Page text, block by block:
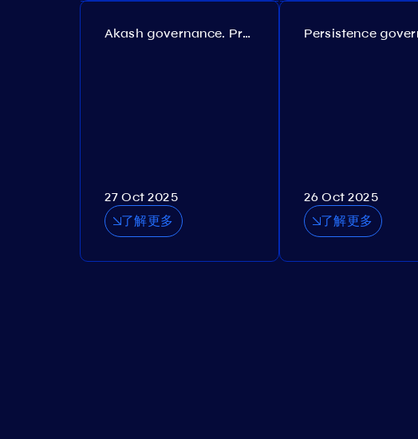
Akash governance. Proposal №308
27 Oct 2025
了解更多
26 Oct 2025
了解更多